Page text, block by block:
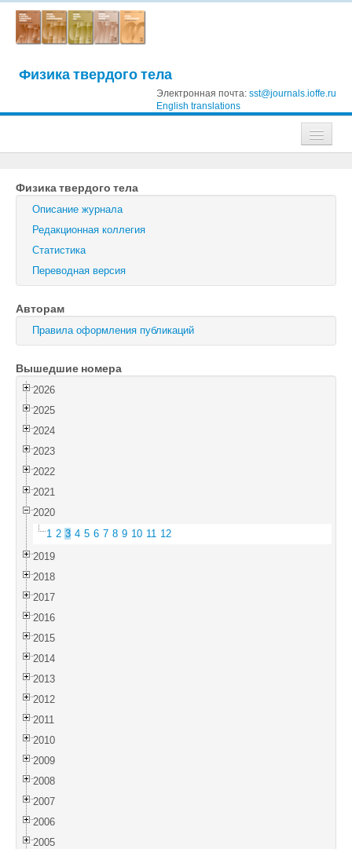
Физика твердого тела
Электронная почта: sst@journals.ioffe.ru
English translations
Журнал технической физики
Письма в Журнал технической физики
Физика твердого тела
Физика и техника полупроводников
Оптика и спектроскопия
Поиск
Войти
Физика твердого тела
Описание журнала
Редакционная коллегия
Статистика
Переводная версия
Авторам
Правила оформления публикаций
Вышедшие номера
2026
2025
2024
2023
2022
2021
2020
1 2 3 4 5 6 7 8 9 10 11 12
2019
2018
2017
2016
2015
2014
2013
2012
2011
2010
2009
2008
2007
2006
2005